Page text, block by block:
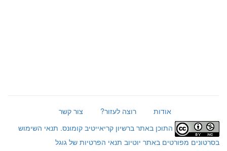
אודות רוצה לעזור?
צור קשר
התוכן באתר ברשיון קריאייטיב קומונס. תנאי השימוש
בסרטונים מפורטים באתר יוטיוב תנאי הפרטיות של גוגל